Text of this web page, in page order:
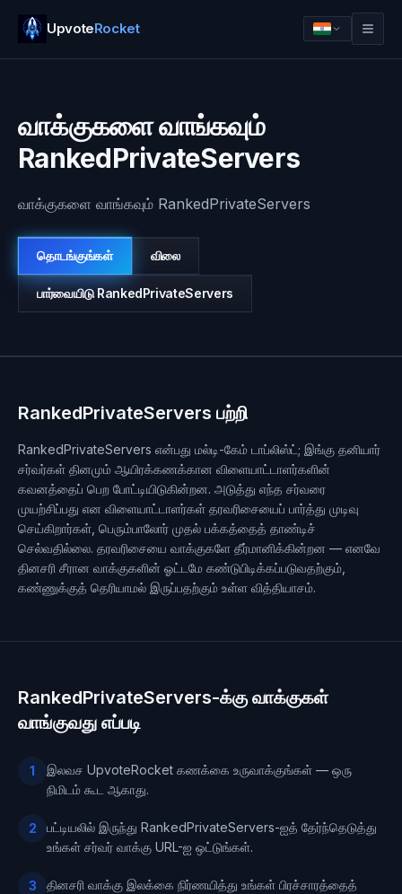
UpvoteRocket
உள்நுழை
வாக்குகளை வாங்கவும்
RankedPrivateServers
வாக்குகளை வாங்கவும் RankedPrivateServers
தொடங்குங்கள் விலை
பார்வையிடு RankedPrivateServers
RankedPrivateServers பற்றி
RankedPrivateServers என்பது மல்டி-கேம் டாப்லிஸ்ட்; இங்கு தனியார்
சர்வர்கள் தினமும் ஆயிரக்கணக்கான விளையாட்டாளர்களின்
கவனத்தைப் பெற போட்டியிடுகின்றன. அடுத்து எந்த சர்வரை
முயற்சிப்பது என விளையாட்டாளர்கள் தரவரிசையைப் பார்த்து முடிவு
செய்கிறார்கள், பெரும்பாலோர் முதல் பக்கத்தைத் தாண்டிச்
செல்வதில்லை. தரவரிசையை வாக்குகளே தீர்மானிக்கின்றன — எனவே
தினசரி சீரான வாக்குகளின் ஓட்டமே கண்டுபிடிக்கப்படுவதற்கும்,
கண்ணுக்குத் தெரியாமல் இருப்பதற்கும் உள்ள வித்தியாசம்.
RankedPrivateServers-க்கு வாக்குகள்
வாங்குவது எப்படி
1
இலவச UpvoteRocket கணக்கை உருவாக்குங்கள் — ஒரு
நிமிடம் கூட ஆகாது.
2
பட்டியலில் இருந்து RankedPrivateServers-ஐத் தேர்ந்தெடுத்து
உங்கள் சர்வர் வாக்கு URL-ஐ ஒட்டுங்கள்.
3
தினசரி வாக்கு இலக்கை நிர்ணயித்து உங்கள் பிரச்சாரத்தைத்